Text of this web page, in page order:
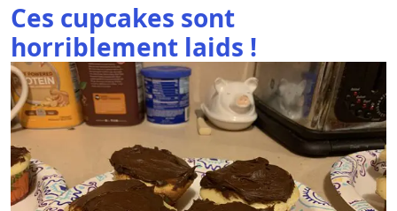
Ces cupcakes sont
horriblement laids !